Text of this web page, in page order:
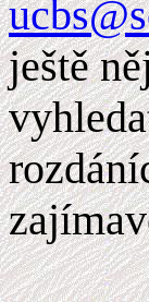
ještě